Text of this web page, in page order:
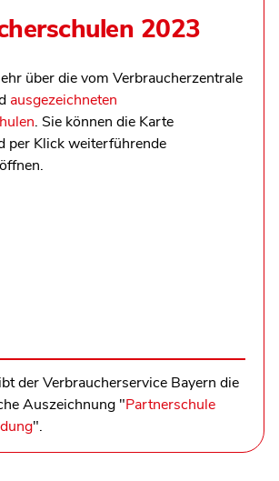
2023
über die vom Verbraucherzentrale
ausgezeichneten
. Sie können die Karte
per Klick weiterführende
der Verbraucherservice Bayern die
Auszeichnung "Partnerschule
".